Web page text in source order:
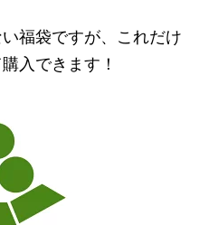
福袋ですが、これだけ
入できます！